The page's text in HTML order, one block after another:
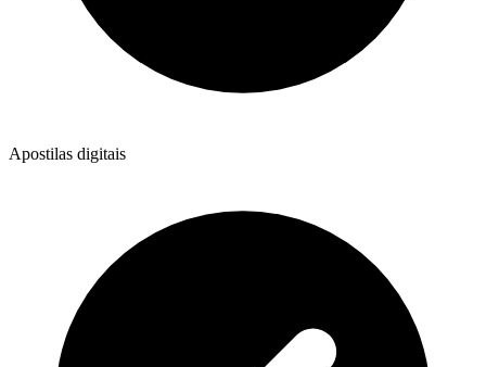
Apostilas digitais